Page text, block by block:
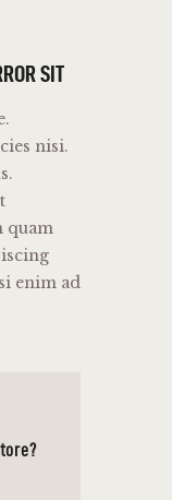
SIT
nisi.
quam
enim ad